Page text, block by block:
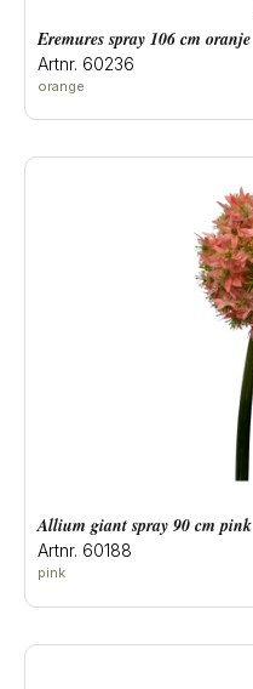
eremures spray 106 cm oranje
Artnr. 60236
orange
allium giant spray 90 cm pink
Artnr. 60188
pink